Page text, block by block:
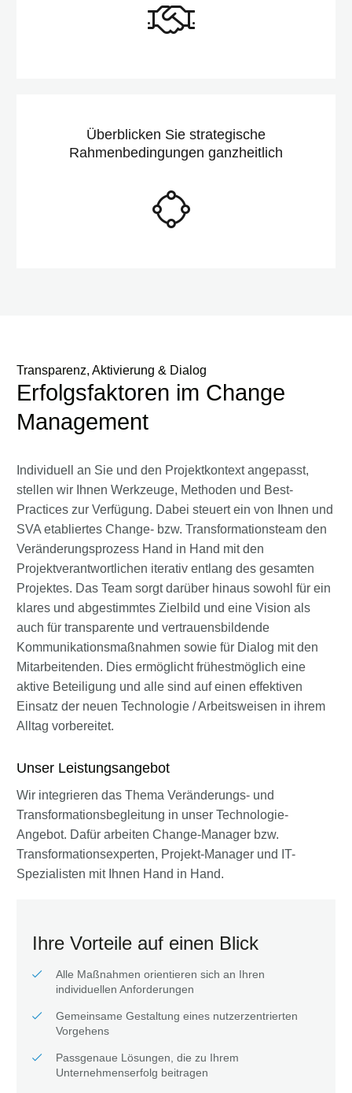
Überblicken Sie strategische
Rahmenbedingungen ganzheitlich
Transparenz, Aktivierung & Dialog
Erfolgsfaktoren im Change
Management
Individuell an Sie und den Projektkontext angepasst,
stellen wir Ihnen Werkzeuge, Methoden und Best-
Practices zur Verfügung. Dabei steuert ein von Ihnen und
SVA etabliertes Change- bzw. Transformationsteam den
Veränderungsprozess Hand in Hand mit den
Projektverantwortlichen iterativ entlang des gesamten
Projektes. Das Team sorgt darüber hinaus sowohl für ein
klares und abgestimmtes Zielbild und eine Vision als
auch für transparente und vertrauensbildende
Kommunikationsmaßnahmen sowie für Dialog mit den
Mitarbeitenden. Dies ermöglicht frühestmöglich eine
aktive Beteiligung und alle sind auf einen effektiven
Einsatz der neuen Technologie / Arbeitsweisen in ihrem
Alltag vorbereitet.
Unser Leistungsangebot
Wir integrieren das Thema Veränderungs- und
Transformationsbegleitung in unser Technologie-
Angebot. Dafür arbeiten Change-Manager bzw.
Transformationsexperten, Projekt-Manager und IT-
Spezialisten mit Ihnen Hand in Hand.
Ihre Vorteile auf einen Blick
Alle Maßnahmen orientieren sich an Ihren
individuellen Anforderungen
Gemeinsame Gestaltung eines nutzerzentrierten
Vorgehens
Passgenaue Lösungen, die zu Ihrem
Unternehmenserfolg beitragen